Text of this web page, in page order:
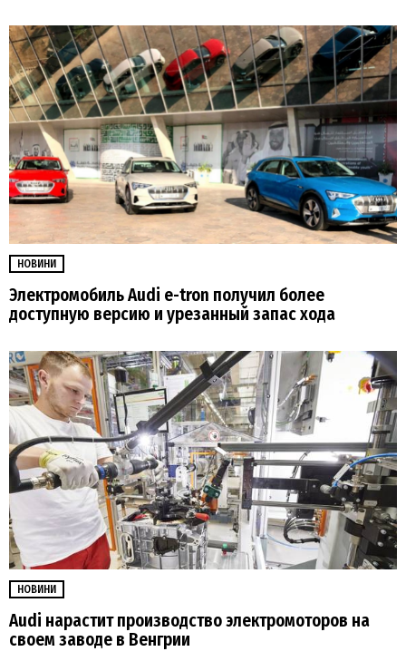
НОВИНИ
Электромобиль Audi e-tron получил более
доступную версию и урезанный запас хода
НОВИНИ
Audi нарастит производство электромоторов на
своем заводе в Венгрии